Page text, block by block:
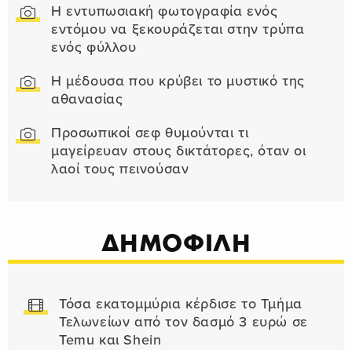
Η εντυπωσιακή φωτογραφία ενός
εντόμου να ξεκουράζεται στην τρύπα
ενός φύλλου
Η μέδουσα που κρύβει το μυστικό της
αθανασίας
Προσωπικοί σεφ θυμούνται τι
μαγείρευαν στους δικτάτορες, όταν οι
λαοί τους πεινούσαν
ΔΗΜΟΦΙΛΗ
Τόσα εκατομμύρια κέρδισε το Τμήμα
Τελωνείων από τον δασμό 3 ευρώ σε
Temu και Shein